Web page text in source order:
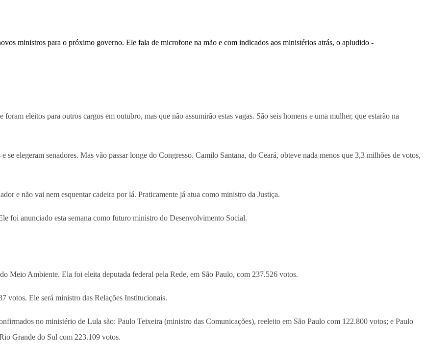
eleitos para outros cargos em outubro, mas que não assumirão estas vagas. São seis homens e uma mulher, que estarão na
se elegeram senadores. Mas vão passar longe do Congresso. Camilo Santana, do Ceará, obteve nada menos que 3,3 milhões de votos,
e não vai nem esquentar cadeira por lá. Praticamente já atua como ministro da Justiça.
foi anunciado esta semana como futuro ministro do Desenvolvimento Social.
Meio Ambiente. Ela foi eleita deputada federal pela Rede, em São Paulo, com 237.526 votos.
votos. Ele será ministro das Relações Institucionais.
no ministério de Lula são: Paulo Teixeira (ministro das Comunicações), reeleito em São Paulo com 122.800 votos; e Paulo
Grande do Sul com 223.109 votos.